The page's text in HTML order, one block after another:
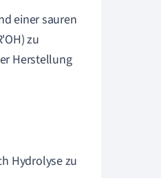
einer sauren
zu
Herstellung
Hydrolyse zu